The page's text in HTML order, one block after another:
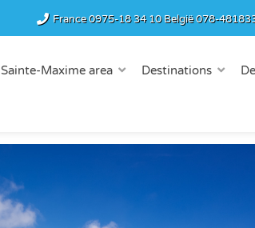
France0975-18 34 10België078-
Sainte-Maxime area Destinations